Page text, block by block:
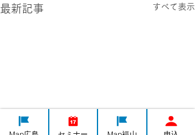
最新記事 すべて表示